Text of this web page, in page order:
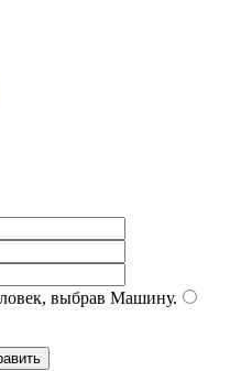
выбрав Машину.